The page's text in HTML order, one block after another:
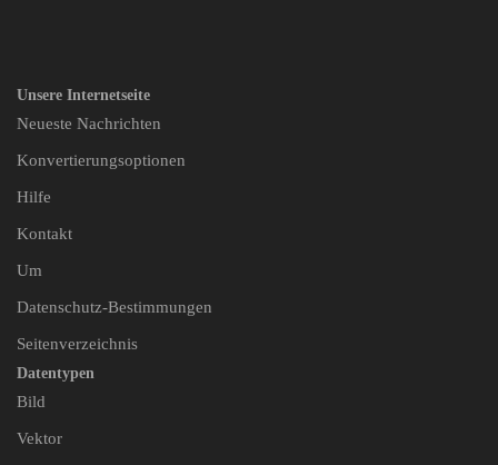
Unsere Internetseite
Neueste Nachrichten
Konvertierungsoptionen
Hilfe
Kontakt
Um
Datenschutz-Bestimmungen
Seitenverzeichnis
Datentypen
Bild
Vektor